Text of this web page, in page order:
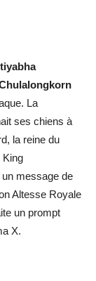
La
ses chiens à
la reine du
King
message de
Altesse Royale
un prompt
X.